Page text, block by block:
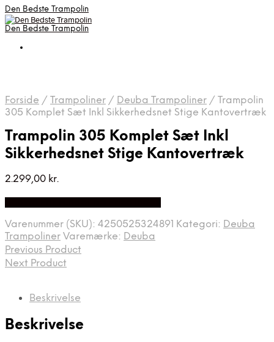
Den Bedste Trampolin
Den Bedste Trampolin
Forside / Trampoliner / Deuba Trampoliner / Trampolin
305 Komplet Sæt Inkl Sikkerhedsnet Stige Kantovertræk
Trampolin 305 Komplet Sæt Inkl
Sikkerhedsnet Stige Kantovertræk
2.299,00 kr.
Varenummer (SKU): 4250525324891 Kategori: Deuba
Trampoliner Varemærke: Deuba
Previous Product
Next Product
Beskrivelse
Beskrivelse